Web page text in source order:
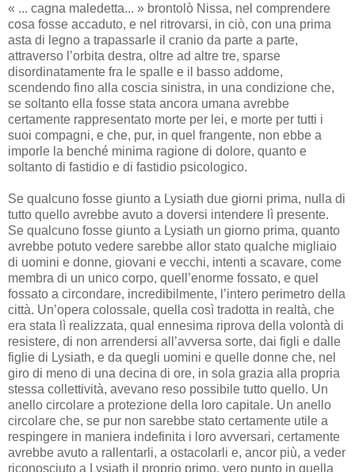
« ... cagna maledetta... » brontolò Nissa, nel comprendere
cosa fosse accaduto, e nel ritrovarsi, in ciò, con una prima
asta di legno a trapassarle il cranio da parte a parte,
attraverso l’orbita destra, oltre ad altre tre, sparse
disordinatamente fra le spalle e il basso addome,
scendendo fino alla coscia sinistra, in una condizione che,
se soltanto ella fosse stata ancora umana avrebbe
certamente rappresentato morte per lei, e morte per tutti i
suoi compagni, e che, pur, in quel frangente, non ebbe a
imporle la benché minima ragione di dolore, quanto e
soltanto di fastidio e di fastidio psicologico.
Se qualcuno fosse giunto a Lysiath due giorni prima, nulla di
tutto quello avrebbe avuto a doversi intendere lì presente.
Se qualcuno fosse giunto a Lysiath un giorno prima, quanto
avrebbe potuto vedere sarebbe allor stato qualche migliaio
di uomini e donne, giovani e vecchi, intenti a scavare, come
membra di un unico corpo, quell’enorme fossato, e quel
fossato a circondare, incredibilmente, l’intero perimetro della
città. Un’opera colossale, quella così tradotta in realtà, che
era stata lì realizzata, qual ennesima riprova della volontà di
resistere, di non arrendersi all’avversa sorte, dai figli e dalle
figlie di Lysiath, e da quegli uomini e quelle donne che, nel
giro di meno di una decina di ore, in sola grazia alla propria
stessa collettività, avevano reso possibile tutto quello. Un
anello circolare a protezione della loro capitale. Un anello
circolare che, se pur non sarebbe stato certamente utile a
respingere in maniera indefinita i loro avversari, certamente
avrebbe avuto a rallentarli, a ostacolarli e, ancor più, a veder
riconosciuto a Lysiath il proprio primo, vero punto in quella